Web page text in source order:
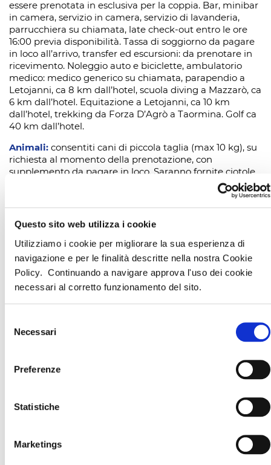
Questo sito web utilizza i cookie
Utilizziamo i cookie per migliorare la sua esperienza di
navigazione e per le finalità descritte nella nostra Cookie
Policy. Continuando a navigare approva l'uso dei cookie
necessari al corretto funzionamento del sito.
delNecessari
Preferenze
Statistiche
Marketings
essere prenotata in esclusiva per la coppia. Bar, minibar
in camera, servizio in camera, servizio di lavanderia,
parrucchiera su chiamata, late check-out entro le ore
16:00 previa disponibilità. Tassa di soggiorno da pagare
in loco all’arrivo, transfer ed escursioni: da prenotare in
ricevimento. Noleggio auto e biciclette, ambulatorio
medico: medico generico su chiamata, parapendio a
Letojanni, ca 8 km dall’hotel, scuola diving a Mazzarò, ca
6 km dall’hotel. Equitazione a Letojanni, ca 10 km
dall’hotel, trekking da Forza D’Agrò a Taormina. Golf ca
40 km dall’hotel.
Animali: consentiti cani di piccola taglia (max 10 kg), su
richiesta al momento della prenotazione, con
supplemento da pagare in loco. Saranno fornite ciotole
per cibo e acqua e tappetino. Il cane potrà circolare
nelle aree a lui dedicate specificate all’interno del
regolamento che viene consegnato all'arrivo munito di
guinzaglio e museruola. Non è prevista la fornitura di
cibo per il cane. Non sono ammessi altri animali.
Consegna camere: dalle ore 16:00.
Riconsegna camere:
entro le ore 11:00.
CIR:IT083024A1GEKKXRZT
Informiamo tutti i nostri clienti, che i servizi proposti potranno
subire variazioni, causa il perdurare della epidemia/pandemia
pubblicato e pubblicizzato. Invitiamo tutti i clienti a tenersi
aggiornati ed informati mediante le sezioni informative sul